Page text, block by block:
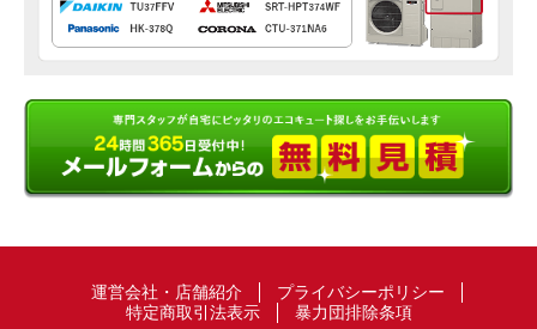
運営会社・店舗紹介
プライバシーポリシー
特定商取引法表示
暴力団排除条項